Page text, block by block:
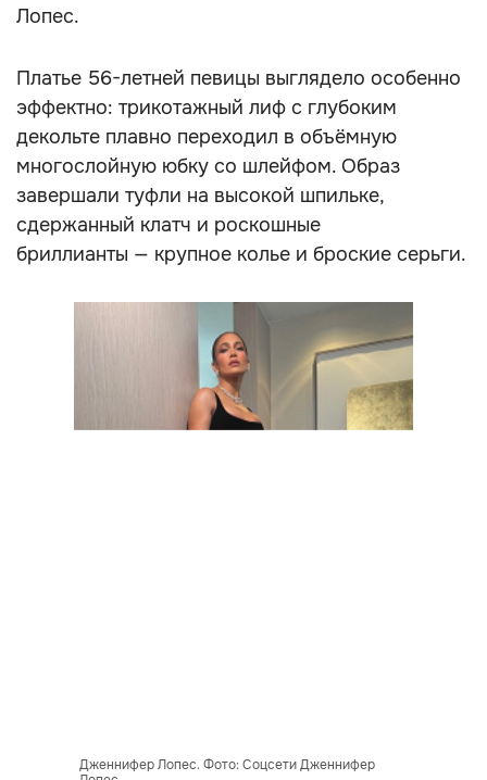
Лопес.
Платье 56-летней певицы выглядело особенно
эффектно: трикотажный лиф с глубоким
декольте плавно переходил в объёмную
многослойную юбку со шлейфом. Образ
завершали туфли на высокой шпильке,
сдержанный клатч и роскошные
бриллианты — крупное колье и броские серьги.
Дженнифер Лопес. Фото: Соцсети Дженнифер